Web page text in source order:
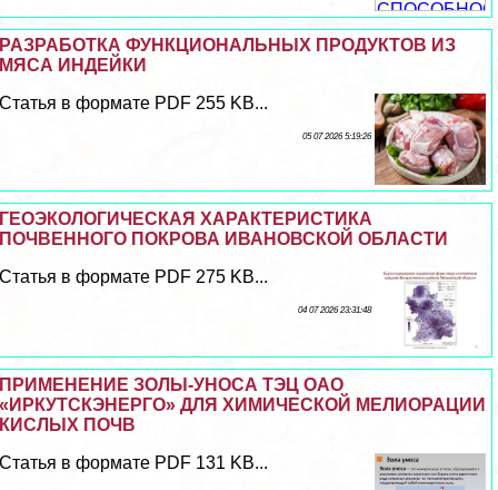
РАЗРАБОТКА ФУНКЦИОНАЛЬНЫХ ПРОДУКТОВ ИЗ
МЯСА ИНДЕЙКИ
Статья в формате PDF 255 KB...
05 07 2026 5:19:26
ГЕОЭКОЛОГИЧЕСКАЯ ХАРАКТЕРИСТИКА
ПОЧВЕННОГО ПОКРОВА ИВАНОВСКОЙ ОБЛАСТИ
Статья в формате PDF 275 KB...
04 07 2026 23:31:48
ПРИМЕНЕНИЕ ЗОЛЫ-УНОСА ТЭЦ ОАО
«ИРКУТСКЭНЕРГО» ДЛЯ ХИМИЧЕСКОЙ МЕЛИОРАЦИИ
КИСЛЫХ ПОЧВ
Статья в формате PDF 131 KB...